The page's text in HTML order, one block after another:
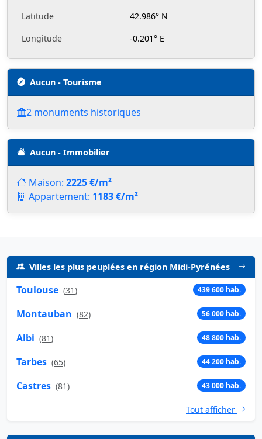
Latitude
42.986° N
Longitude
-0.201° E
Aucun - Tourisme
2 monuments historiques
Aucun - Immobilier
Maison: 2225 €/m²
Appartement: 1183 €/m²
Villes les plus peuplées en région Midi-Pyrénées
Toulouse (31) 439 600 hab.
Montauban (82) 56 000 hab.
Albi (81) 48 800 hab.
Tarbes (65) 44 200 hab.
Castres (81) 43 000 hab.
Tout afficher